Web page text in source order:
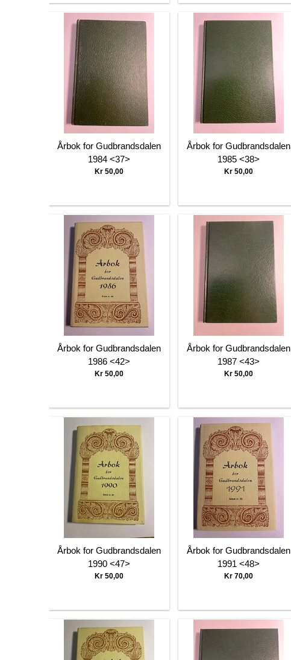
Årbok for Gudbrandsdalen
1984 <37>
Kr 50,00
Årbok for Gudbrandsdalen
1985 <38>
Kr 50,00
Årbok for Gudbrandsdalen
1986 <42>
Kr 50,00
Årbok for Gudbrandsdalen
1987 <43>
Kr 50,00
Årbok for Gudbrandsdalen
1990 <47>
Kr 50,00
Årbok for Gudbrandsdalen
1991 <48>
Kr 70,00